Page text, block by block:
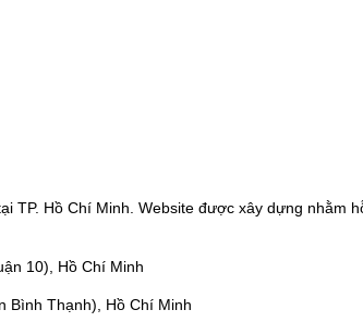
TP. Hồ Chí Minh. Website được xây dựng nhằm
10), Hồ Chí Minh
Bình Thạnh), Hồ Chí Minh